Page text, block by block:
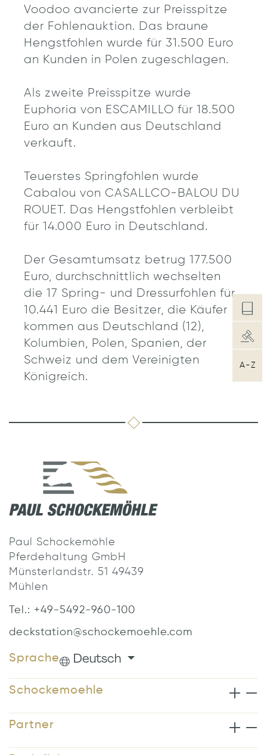
Voodoo avancierte zur Preisspitze
der Fohlenauktion. Das braune
Hengstfohlen wurde für 31.500 Euro
an Kunden in Polen zugeschlagen.
Als zweite Preisspitze wurde
Euphoria von ESCAMILLO für 18.500
Euro an Kunden aus Deutschland
verkauft.
Teuerstes Springfohlen wurde
Cabalou von CASALLCO-BALOU DU
ROUET. Das Hengstfohlen verbleibt
für 14.000 Euro in Deutschland.
Der Gesamtumsatz betrug 177.500
Euro, durchschnittlich wechselten
die 17 Spring- und Dressurfohlen für
10.441 Euro die Besitzer, die Käufer
kommen aus Deutschland (12),
Kolumbien, Polen, Spanien, der
Schweiz und dem Vereinigten
Königreich.
Paul Schockemöhle
Pferdehaltung GmbH
Münsterlandstr. 51 49439
Mühlen
Tel.: +49-5492-960-100
deckstation@schockemoehle.com
Sprache Deutsch
Schockemoehle
Partner
A-Z